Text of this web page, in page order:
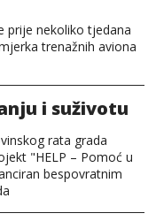
prije nekoliko tjedana
trenažnih aviona
i suživotu
rata grada
"HELP – Pomoć u
bespovratnim